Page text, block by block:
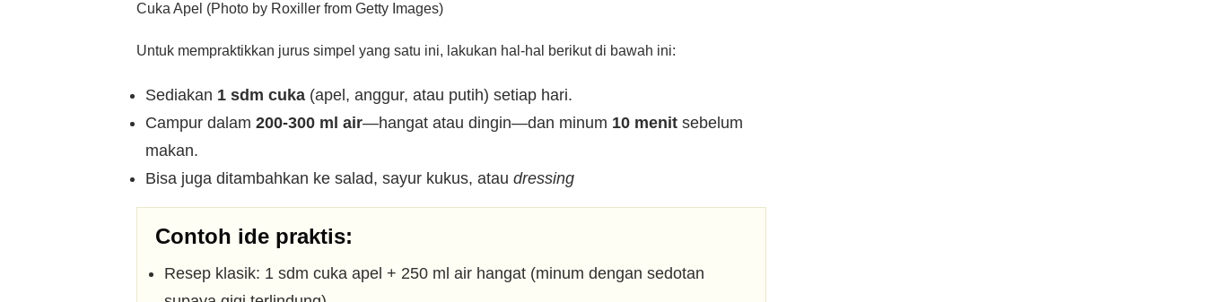
Cuka Apel (Photo by Roxiller from Getty Images)
Untuk mempraktikkan jurus simpel yang satu ini, lakukan hal-hal berikut di bawah ini:
Sediakan 1 sdm cuka (apel, anggur, atau putih) setiap hari.
Campur dalam 200-300 ml air—hangat atau dingin—dan minum 10 menit sebelum
makan.
Bisa juga ditambahkan ke salad, sayur kukus, atau dressing
Contoh ide praktis:
Resep klasik: 1 sdm cuka apel + 250 ml air hangat (minum dengan sedotan